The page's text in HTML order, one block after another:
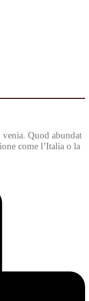
Quod abundat
come l’Italia o la